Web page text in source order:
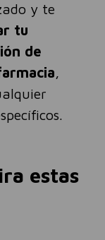
y te
tu
de
,
estas